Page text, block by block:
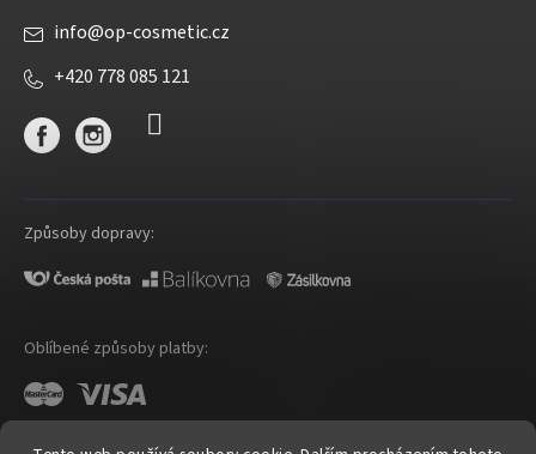
info@op-cosmetic.cz
+420 778 085 121
Způsoby dopravy:
Oblíbené způsoby platby: